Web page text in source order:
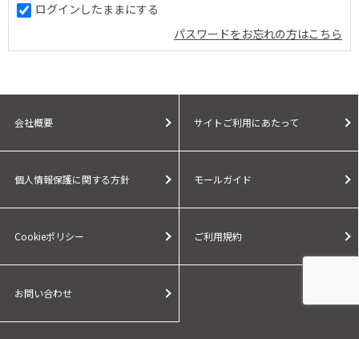
ログインしたままにする
パスワードをお忘れの方はこちら
会社概要 サイトご利用にあたって
個人情報保護に関する方針 モールガイド
Cookieポリシー ご利用規約
お問い合わせ